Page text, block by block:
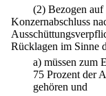
(2) Bezogen
Konzernabschluss
Rücklagen im Sinne
a) müssen zum
75 Prozent der
gehören und